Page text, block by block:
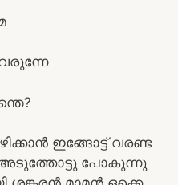
ഇങ്ങോട്ട് വരണ്ട
അടുത്തോട്ടു പോകുന്നു